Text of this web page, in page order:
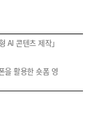
AI 콘텐츠 제작」
을 활용한 숏폼 영